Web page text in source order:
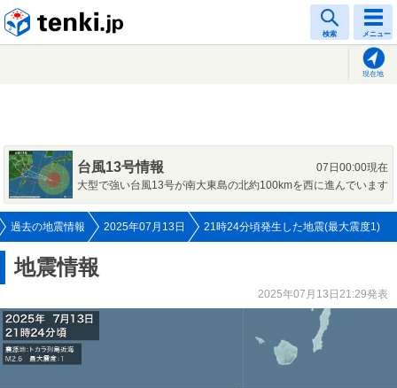
検索 メニュー
現在地
台風13号情報
07日00:00現在
大型で強い台風13号が南大東島の北約100kmを西に進んでいます
過去の地震情報 2025年07月13日 21時24分頃発生した地震(最大震度1)
地震情報
2025年07月13日21:29発表